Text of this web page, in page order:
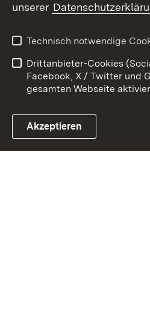
Link zum Landesportal
Barrierefreiheit
Impressum
unserer
Technisch notwendige
Drittanbieter-Cookies
Facebook, X / Twitter und
gesamten Webseite
Akzeptieren